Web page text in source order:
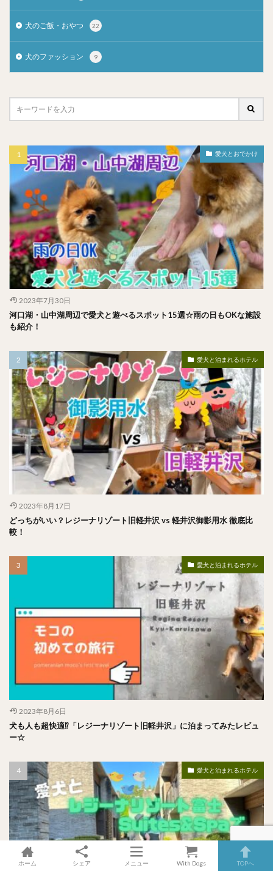
犬のご飯・おやつ 22
犬のファッション 9
愛犬とおでかけ
2023年7月30日
河口湖・山中湖周辺で愛犬と遊べるスポット15選☆雨の日もOKな施設
も紹介！
愛犬と泊まれるホテル
2023年8月17日
どっちがいい？レジーナリゾート旧軽井沢 vs 軽井沢御影用水 徹底比
較！
愛犬と泊まれるホテル
2023年8月6日
犬も人も超快適⁉︎「レジーナリゾート旧軽井沢」に泊まってみたレビュ
ー☆
愛犬と泊まれるホテル
ホーム シェア メニュー With Dogs TOPへ